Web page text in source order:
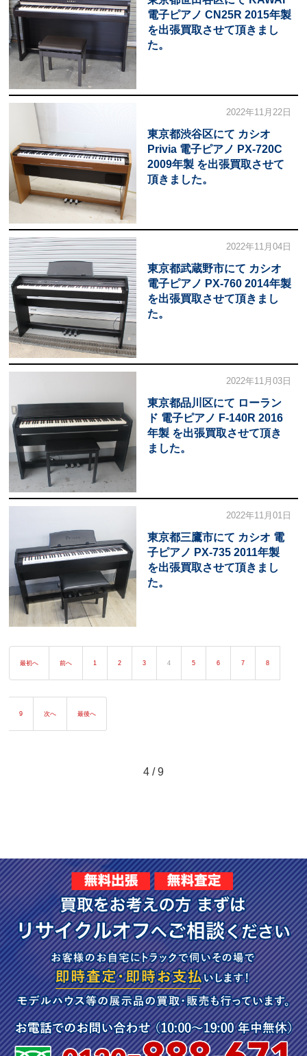
電子ピアノ CN25R 2015年製
を出張買取させて頂きまし
た。
2022年11月22日
東京都渋谷区にて カシオ
Privia 電子ピアノ PX-720C
2009年製 を出張買取させて
頂きました。
2022年11月04日
東京都武蔵野市にて カシオ
電子ピアノ PX-760 2014年製
を出張買取させて頂きまし
た。
2022年11月03日
東京都品川区にて ローラン
ド 電子ピアノ F-140R 2016
年製 を出張買取させて頂き
ました。
2022年11月01日
東京都三鷹市にて カシオ 電
子ピアノ PX-735 2011年製
を出張買取させて頂きまし
た。
最初へ 前へ 1 2 3 4 5 6 7 8
9 次へ 最後へ
4 / 9